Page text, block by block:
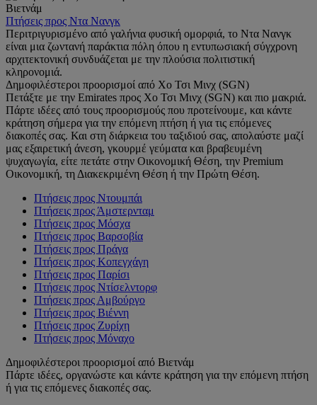
Βιετνάμ
Πτήσεις προς Ντα Νανγκ
Περιτριγυρισμένο από γαλήνια φυσική ομορφιά, το Ντα Νανγκ
είναι μια ζωντανή παράκτια πόλη όπου η εντυπωσιακή σύγχρονη
αρχιτεκτονική συνδυάζεται με την πλούσια πολιτιστική
κληρονομιά.
Δημοφιλέστεροι προορισμοί από Χο Τσι Μινχ (SGN)
Πετάξτε με την Emirates προς Χο Τσι Μινχ (SGN) και πιο μακριά.
Πάρτε ιδέες από τους προορισμούς που προτείνουμε, και κάντε
κράτηση σήμερα για την επόμενη πτήση ή για τις επόμενες
διακοπές σας. Και στη διάρκεια του ταξιδιού σας, απολαύστε μαζί
μας εξαιρετική άνεση, γκουρμέ γεύματα και βραβευμένη
ψυχαγωγία, είτε πετάτε στην Οικονομική Θέση, την Premium
Οικονομική, τη Διακεκριμένη Θέση ή την Πρώτη Θέση.
Πτήσεις προς Ντουμπάι
Πτήσεις προς Άμστερνταμ
Πτήσεις προς Μόσχα
Πτήσεις προς Βαρσοβία
Πτήσεις προς Πράγα
Πτήσεις προς Κοπεγχάγη
Πτήσεις προς Παρίσι
Πτήσεις προς Ντίσελντορφ
Πτήσεις προς Αμβούργο
Πτήσεις προς Βιέννη
Πτήσεις προς Ζυρίχη
Πτήσεις προς Μόναχο
Δημοφιλέστεροι προορισμοί από Βιετνάμ
Πάρτε ιδέες, οργανώστε και κάντε κράτηση για την επόμενη πτήση
ή για τις επόμενες διακοπές σας.